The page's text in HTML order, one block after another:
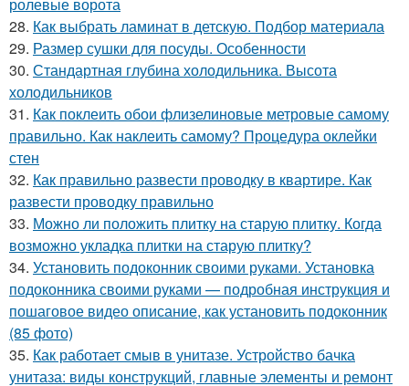
28. Как выбрать ламинат в детскую. Подбор материала
29. Размер сушки для посуды. Особенности
30. Стандартная глубина холодильника. Высота
холодильников
31. Как поклеить обои флизелиновые метровые самому
правильно. Как наклеить самому? Процедура оклейки
стен
32. Как правильно развести проводку в квартире. Как
развести проводку правильно
33. Можно ли положить плитку на старую плитку. Когда
возможно укладка плитки на старую плитку?
34. Установить подоконник своими руками. Установка
подоконника своими руками — подробная инструкция и
пошаговое видео описание, как установить подоконник
(85 фото)
35. Как работает смыв в унитазе. Устройство бачка
унитаза: виды конструкций, главные элементы и ремонт